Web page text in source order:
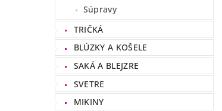
Súpravy
TRIČKÁ
BLÚZKY A KOŠELE
SAKÁ A BLEJZRE
SVETRE
MIKINY